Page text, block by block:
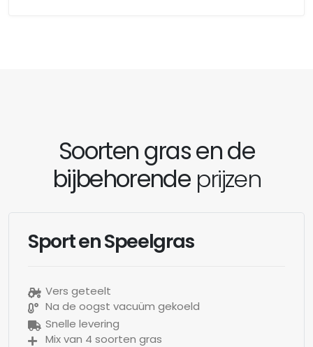
Soorten gras en de
bijbehorendeprijzen
Sport en Speelgras
Vers geteelt
Na de oogst vacuüm gekoeld
Snelle levering
Mix van 4 soorten gras